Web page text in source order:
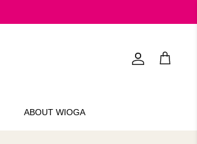
Account
Cart
ABOUT WIOGA